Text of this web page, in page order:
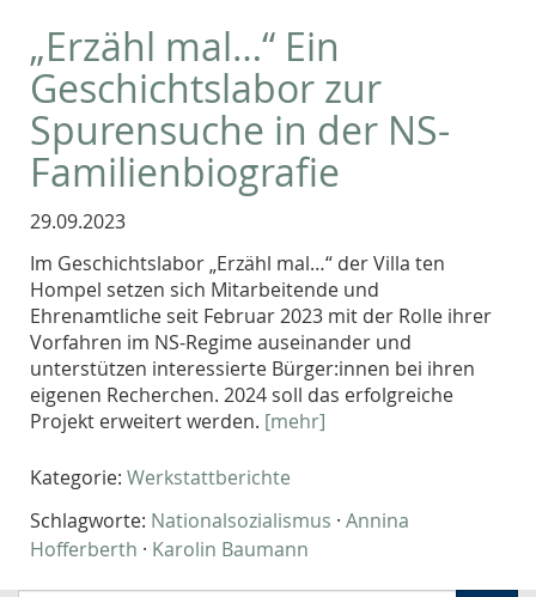
„Erzähl mal…“ Ein
Geschichtslabor zur
Spurensuche in der NS-
Familienbiografie
29.09.2023
Im Geschichtslabor „Erzähl mal…“ der Villa ten
Hompel setzen sich Mitarbeitende und
Ehrenamtliche seit Februar 2023 mit der Rolle ihrer
Vorfahren im NS-Regime auseinander und
unterstützen interessierte Bürger:innen bei ihren
eigenen Recherchen. 2024 soll das erfolgreiche
Projekt erweitert werden. [mehr]
Kategorie: Werkstattberichte
Schlagworte: Nationalsozialismus · Annina
Hofferberth · Karolin Baumann